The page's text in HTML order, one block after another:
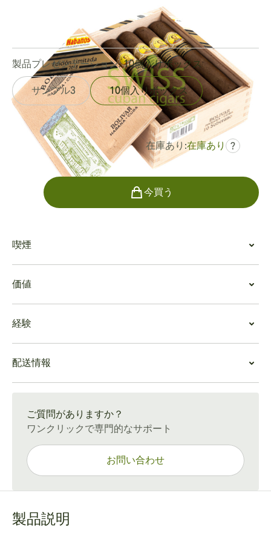
140 mm / 5.5 インチ
0レビュー
¥52,985 でした¥81,393
在庫あり:在庫あり ?
製品プレゼンテーション:10個入りボックス
サンプル3 10個入りボックス
今買う
喫煙
この葉巻は45～75分の喫煙中を貫いた非常に特徴的な野
性的なベースノートがあります。コールドドローは、味
え、ほぼすぐにこの葉巻のならではの良さが分かりま
す。
序盤は、ウッド、天然タバコ葉、皮の香りが交わってワ
声」のような終盤は、土と野性的な香りを楽しむことが
できます。
価値
Bolivar Soberanos LE 2018は、他のボリバル葉巻より高
価格ですが、最長75分という長い喫煙時間とロバストサ
高品質なボリバルタバコ葉の組み合わせにより、この特
別なキューバ葉巻はお客様のヒュミドールに飾る価値が
経験
この葉巻は、ボリバルからの傑作の価値を知っている愛
好家やキューバ葉巻ファンにお薦めです。バランスが良
い体験をもたらすでしょう。
配送情報
ご質問がありますか？
ワンクリックで専門的なサポート
お問い合わせ
製品説明